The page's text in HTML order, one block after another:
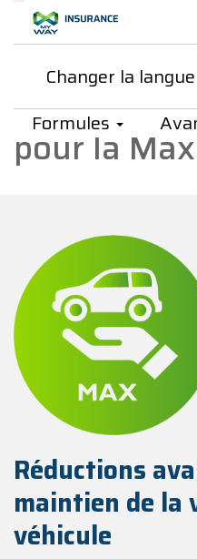
Saut au contenu principal
Changer la langue
Formules
My Way
Les
pour la
Réductions
maintien de la
véhicule